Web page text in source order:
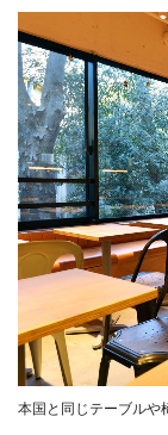
本国と同じテーブルや